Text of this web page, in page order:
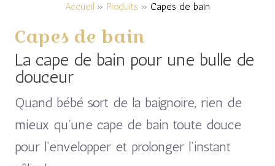
Accueil Produits Capes de bain
Capes de bain
La cape de bain pour une bulle de
douceur
Quand bébé sort de la baignoire, rien de
mieux qu’une cape de bain toute douce
pour l’envelopper et prolonger l’instant